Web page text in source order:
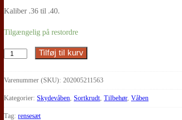
Kaliber .36 til .40.
Tilgængelig på restordre
Davide
Rense-,
Tilføj til kurv
Varenummer (SKU): 202005211563
Kategorier: Skydevåben Sortkrudt Tilbehør, Våben
Tag: rensesæt